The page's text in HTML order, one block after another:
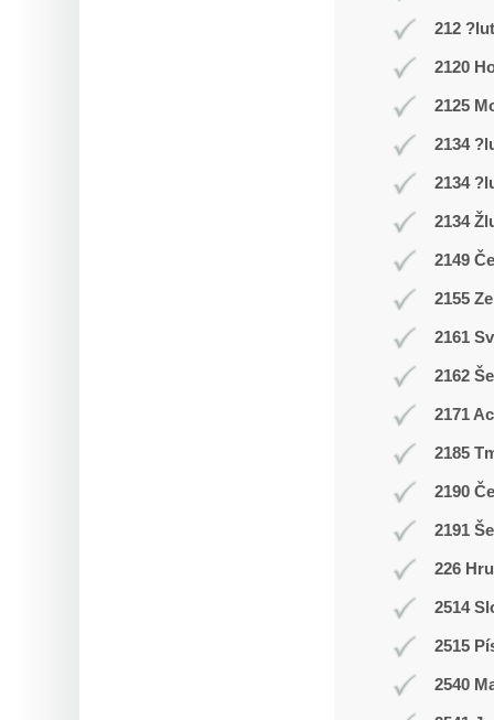
212 ?lut
2120
2125
2134
2134
2134
2149
2155
2161
2162
2171
2185
2190
2191
226
2514
2515
2540